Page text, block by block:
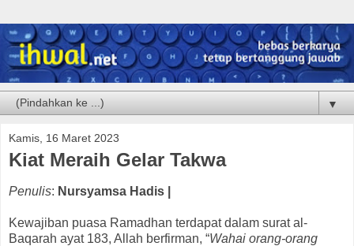
▼
Kamis, 16 Maret 2023
Kiat Meraih Gelar Takwa
Penulis: Nursyamsa Hadis |
Kewajiban puasa Ramadhan terdapat dalam surat al-
Baqarah ayat 183, Allah berfirman, “Wahai orang-orang